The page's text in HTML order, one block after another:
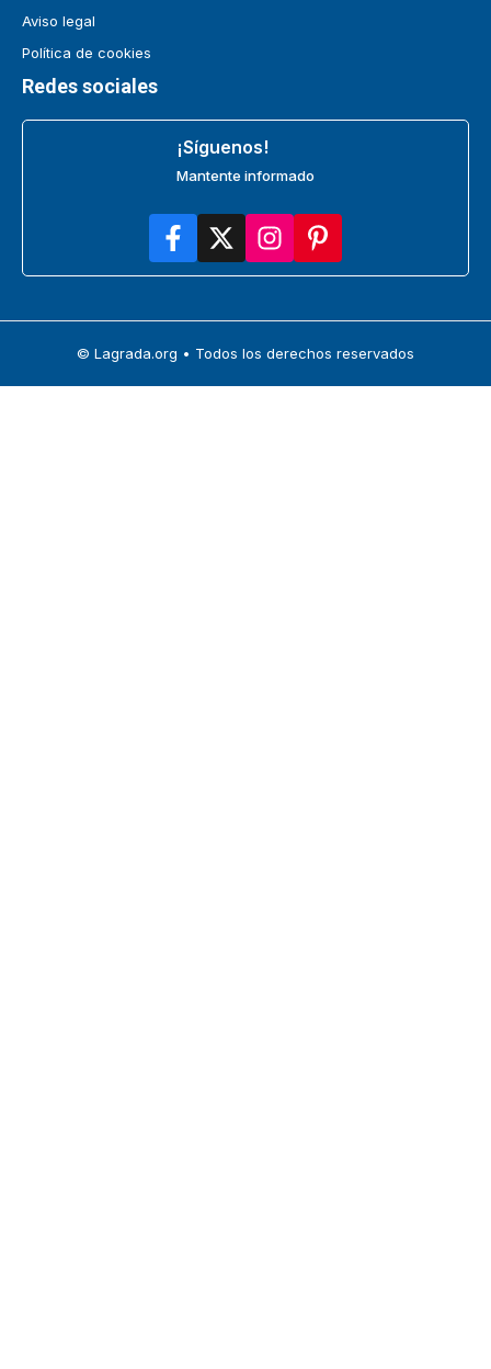
Aviso legal
Política de cookies
Redes sociales
¡Síguenos!
Mantente informado
© Lagrada.org • Todos los derechos reservados